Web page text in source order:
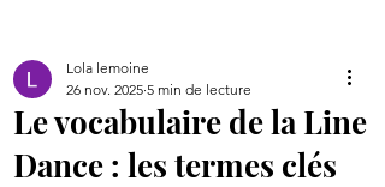
Le vocabulaire de la Line
Dance : les termes clés
Lola lemoine
26 nov. 2025 5 min de lecture